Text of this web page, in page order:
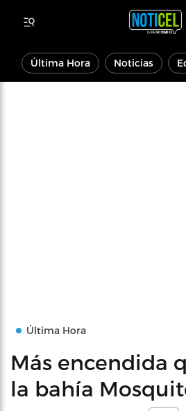
Última Hora Noticias
Última Hora
Más encendida
la bahía